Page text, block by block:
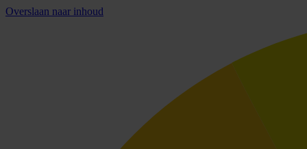
Overslaan naar inhoud